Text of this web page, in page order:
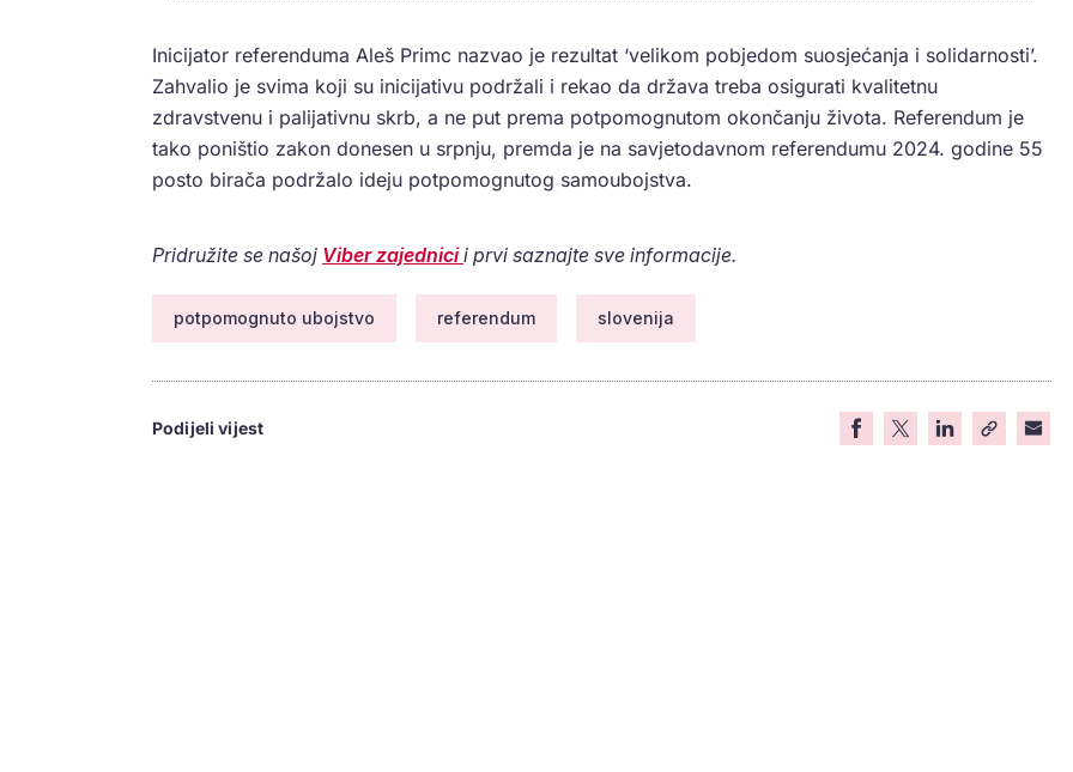
Inicijator referenduma Aleš Primc nazvao je rezultat ‘velikom pobjedom suosjećanja i solidarnosti’.
Zahvalio je svima koji su inicijativu podržali i rekao da država treba osigurati kvalitetnu
zdravstvenu i palijativnu skrb, a ne put prema potpomognutom okončanju života. Referendum je
tako poništio zakon donesen u srpnju, premda je na savjetodavnom referendumu 2024. godine 55
posto birača podržalo ideju potpomognutog samoubojstva.
Pridružite se našoj Viber zajednicii prvi saznajte sve informacije.
potpomognuto ubojstvo referendum slovenija
Podijeli vijest